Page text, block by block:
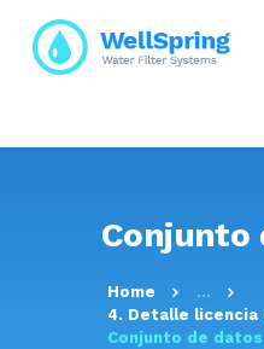
Conjunto
Home
...
4. Detalle licencia
Conjunto de datos
PLANES Y
ATENCIÓN AL